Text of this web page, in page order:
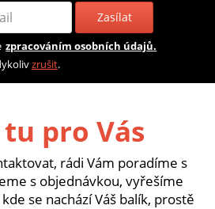
Zasílat
zpracováním osobních údajů.
zrušit.
tu pro Vás
rádi Vám poradíme s
s objednávkou, vyřešíme
se nachází Váš balík, prostě